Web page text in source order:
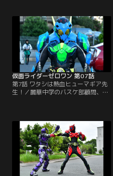
石墨との対面に大興奮だったが、森
筆ジーペン（徳角浩太郎）らアシス
タントのヒューマギアを道具のよう
に扱う石墨に失望してしまう。そん
なジーペンに滅亡迅雷.netの迅（中
川大輔）が接近。
仮面ライダーゼロワン 第07話
第7話 ワタシは熱血ヒューマギア先
生！／麗華中学のバスケ部顧問、教
ズ（鶴嶋乃愛）が中学校へ行くと、
あまりに熱心に指導するため練習時
間をオーバー。高校進学を心配する
保護者からクレームが入っていると
いう。